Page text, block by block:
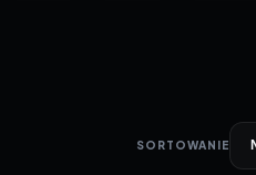
SORTOWANIE